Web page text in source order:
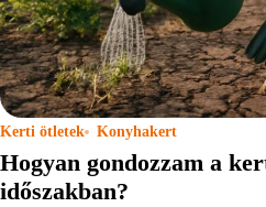
Kerti ötletek Konyhakert
Hogyan gondozzam a
időszakban?